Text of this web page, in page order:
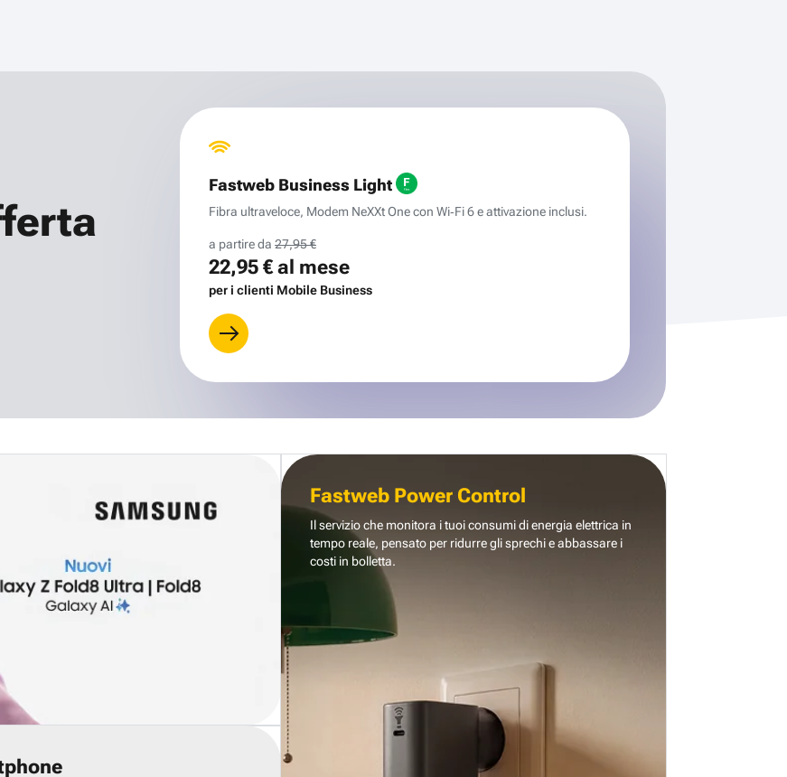
Fastweb Business Light
Fibra ultraveloce, Modem NeXXt One con Wi‑Fi 6 e attivazione inclusi.
a partire da 27,95 €
22,95 €al mese
per i clienti Mobile Business
Fastweb Power Control
Il servizio che monitora i tuoi consumi di energia elettrica in
tempo reale, pensato per ridurre gli sprechi e abbassare i
costi in bolletta.